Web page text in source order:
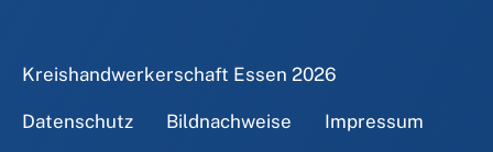
Kreishandwerkerschaft Essen 2026
Datenschutz Bildnachweise Impressum